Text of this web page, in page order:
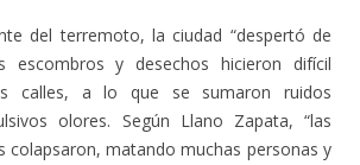
del terremoto, la ciudad “despertó de
escombros y desechos hicieron difícil
calles, a lo que se sumaron ruidos
olores. Según Llano Zapata, “las
colapsaron, matando muchas personas y